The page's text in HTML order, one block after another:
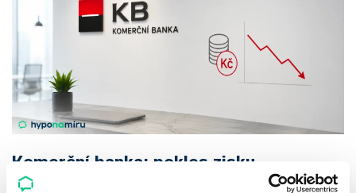
Komerční banka: pokles zisku
neznamená slabší banku